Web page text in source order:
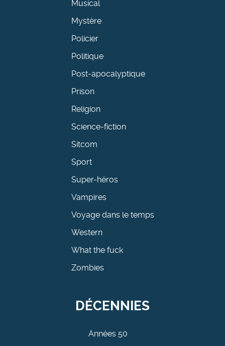
Musical
Mystère
Policier
Politique
Post-apocalyptique
Prison
Religion
Science-fiction
Sitcom
Sport
Super-héros
Vampires
Voyage dans le temps
Western
What the fuck
Zombies
DÉCENNIES
Années 50